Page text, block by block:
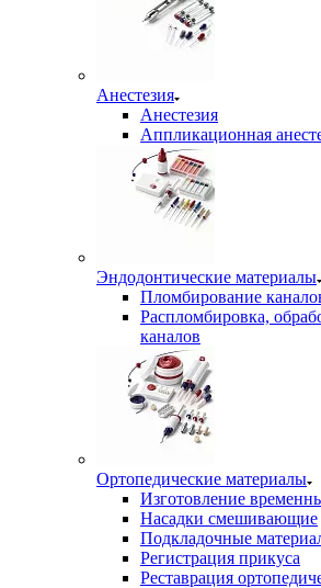
Анестезия
Анестезия
Аппликационная
Эндодонтические материалы
Пломбирование
Распломбировка,
каналов
Ортопедические материалы
Изготовление
Насадки смешивающие
Подкладочные
Регистрация прикуса
Реставрация